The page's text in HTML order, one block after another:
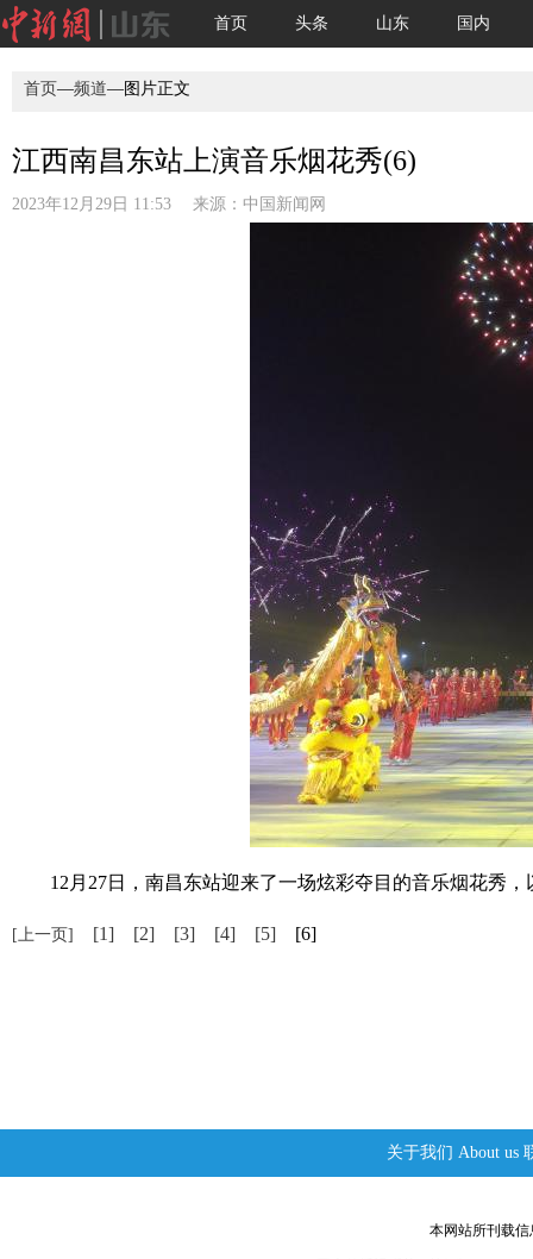
首页 头条 山东 国内
首页—频道—图片正文
江西南昌东站上演音乐烟花秀(6)
2023年12月29日 11:53 来源： 中国新闻网
12月27日，南昌东站迎来了一场炫彩夺目的音乐烟花秀，
[上一页] [1] [2] [3] [4] [5] [6]
关于我们 About us
本网站所刊载